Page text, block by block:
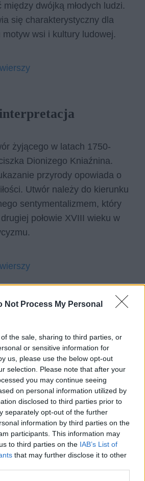
Not Process My Personal
the sale, sharing to third parties, or
or sensitive information for
us, please use the below opt-out
selection. Please note that after your
you may continue seeing
on personal information utilized by
disclosed to third parties prior to
separately opt-out of the further
information by third parties on the
participants. This information may
to third parties on the IAB’s List of
that may further disclose it to other
między dwójką młodych ludzi.
się charakterystyczny dla
wsi i kultury ludowej.
żyjącego w latach 1750-
Dionizego Kniaźnina.
przyrody opowiada o
Utwór należy do kierunku
sentymentalizmem, który
drugiej połowie XVIII wieku w
– interpretacja
utwór oświeceniowego poety
Kniaźnina (1750-1807), w
Choć użyta została forma
a nawet humorystyczną
aluzje do staropolskiego
do postaci historycznych.
1779 roku i zdobył ogromną